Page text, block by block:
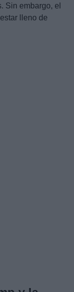
Sin embargo, el
lleno de